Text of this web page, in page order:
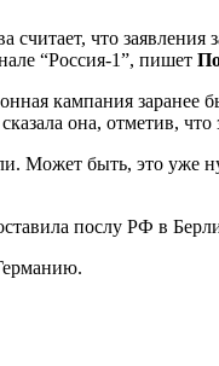
что заявления
“Россия-1”, пишет
кампания заранее
она, отметив,
Может быть, это уже
послу РФ в